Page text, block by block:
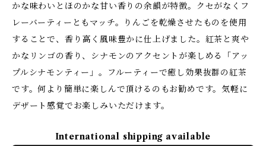
かな味わいとほのかな⽢い⾹りの余韻が特徴。クセがなくフ
レーバーティーともマッチ。りんごを乾燥させたものを使⽤
することで、⾹り⾼く⾵味豊かに仕上げました。紅茶と爽や
かなリンゴの⾹り、シナモンのアクセントが楽しめる「アッ
プルシナモンティー」。フルーティーで癒し効果抜群の紅茶
です。何より簡単に楽しんで頂けるのもお勧めです。気軽に
デザート感覚でお楽しみいただけます。
International shipping available